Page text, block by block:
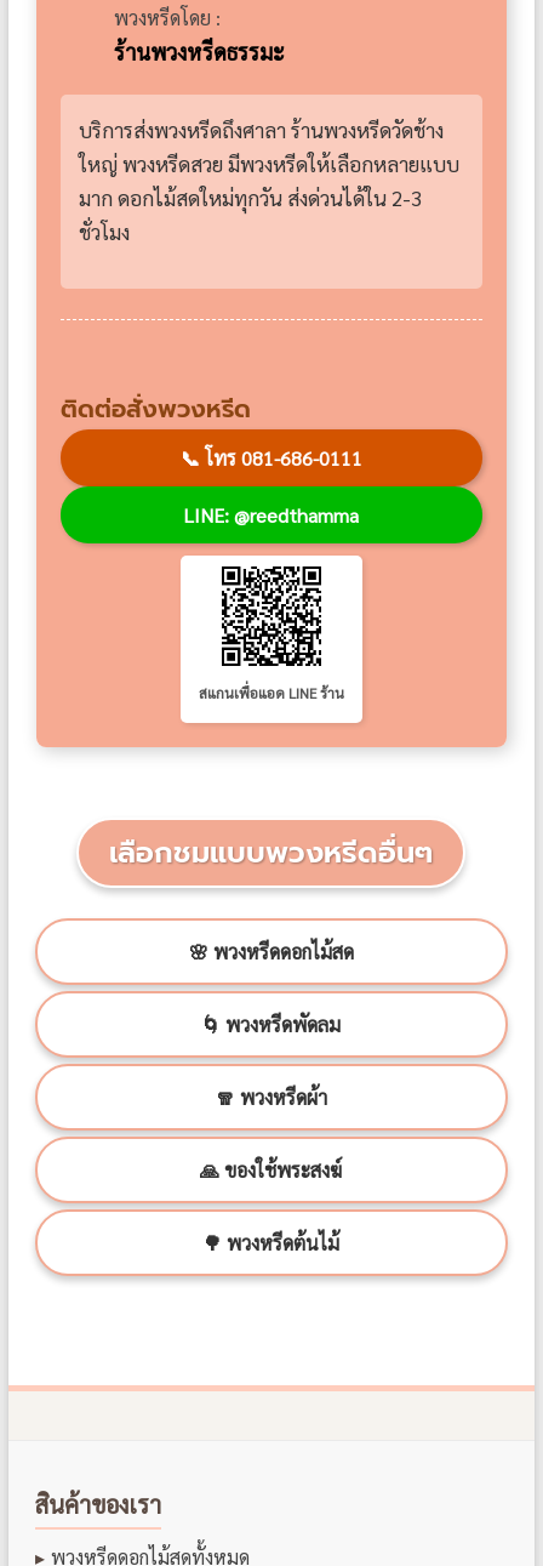
พวงหรีดโดย :
ร้านพวงหรีดธรรมะ
บริการส่งพวงหรีดถึงศาลา ร้านพวงหรีดวัดช้าง
ใหญ่ พวงหรีดสวย มีพวงหรีดให้เลือกหลายแบบ
มาก ดอกไม้สดใหม่ทุกวัน ส่งด่วนได้ใน 2-3
ชั่วโมง
ติดต่อสั่งพวงหรีด
📞 โทร 081-686-0111
LINE: @reedthamma
สแกนเพื่อแอด LINE ร้าน
เลือกชมแบบพวงหรีดอื่นๆ
🌸 พวงหรีดดอกไม้สด
🌀 พวงหรีดพัดลม
🧣 พวงหรีดผ้า
🙏 ของใช้พระสงฆ์
🌳 พวงหรีดต้นไม้
สินค้าของเรา
พวงหรีดดอกไม้สดทั้งหมด